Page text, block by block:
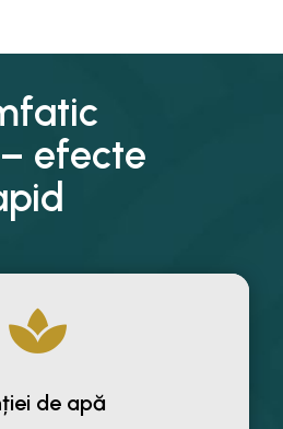
efecte

de apă